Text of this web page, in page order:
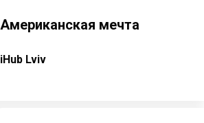
Американская мечта
iHub Lviv